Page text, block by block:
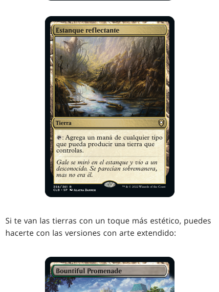
Si te van las tierras con un toque más estético, puedes
hacerte con las versiones con arte extendido: